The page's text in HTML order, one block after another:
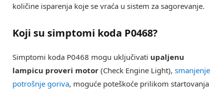
količine isparenja koje se vraća u sistem za sagorevanje.
Koji su simptomi koda P0468?
Simptomi koda P0468 mogu uključivati upaljenu
lampicu proveri motor (Check Engine Light), smanjenje
potrošnje goriva, moguće poteškoće prilikom startovanja